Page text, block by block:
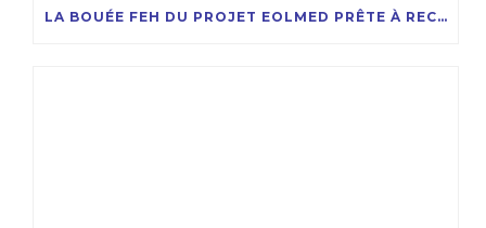
LA BOUÉE FEH DU PROJET EOLMED PRÊTE À RECEVOIR LA COMPAGNIE DES ÉOLIENNES FLOTTANTES